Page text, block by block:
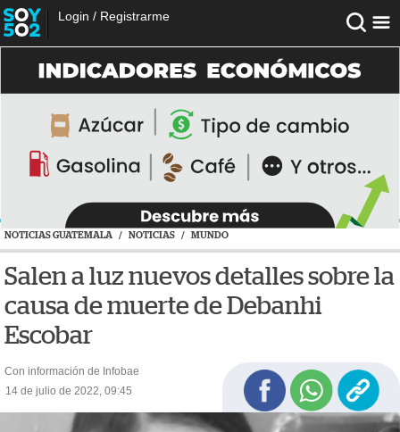
Login / Registrarme
NOTICIAS GUATEMALA / NOTICIAS / MUNDO
Salen a luz nuevos detalles sobre la
causa de muerte de Debanhi
Escobar
Con información de Infobae
14 de julio de 2022, 09:45